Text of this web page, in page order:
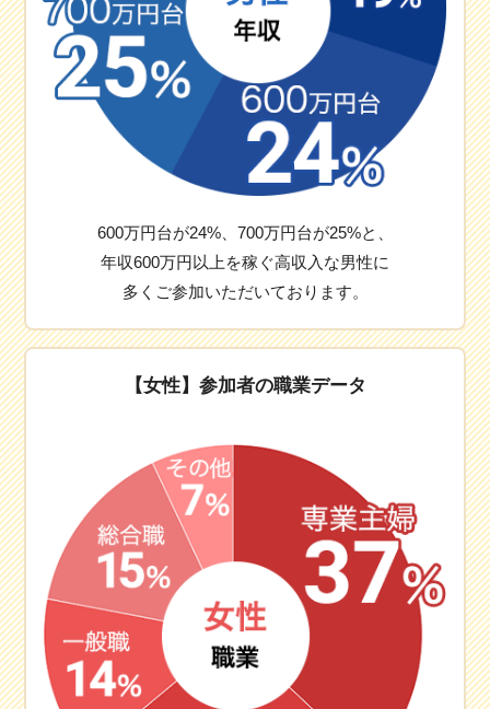
600万円台が24%、700万円台が25%と、
年収600万円以上を稼ぐ高収入な男性に
多くご参加いただいております。
【女性】参加者の職業データ